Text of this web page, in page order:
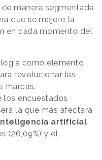
manera segmentada
que se mejore la
en cada momento del
como elemento
revolucionar las
marcas.
los encuestados
la que más afectará
artificial
(26,09%) y el